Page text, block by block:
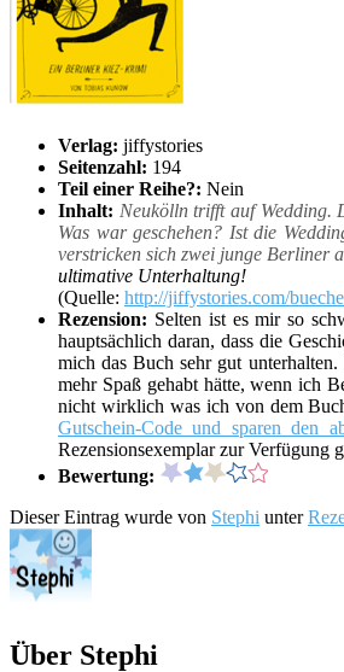
Verlag: jiffystories
Seitenzahl: 194
Teil einer Reihe?: Nein
Inhalt: Neukölln trifft auf Wedding.
Was war geschehen? Ist die
verstricken sich zwei junge Berliner
ultimative Unterhaltung!
(Quelle: http://jiffystories.com/
Rezension: Selten ist es mir so
hauptsächlich daran, dass die
mich das Buch sehr gut
mehr Spaß gehabt hätte, wenn ich
nicht wirklich was ich von dem
Gutschein-Code und sparen den
Rezensionsexemplar zur Verfügung
Bewertung:
Dieser Eintrag wurde von Stephi unter
Über Stephi